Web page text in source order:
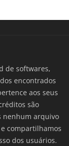
de softwares,
encontrados
aos seus
são
nenhum arquivo
compartilhamos
dos usuários.